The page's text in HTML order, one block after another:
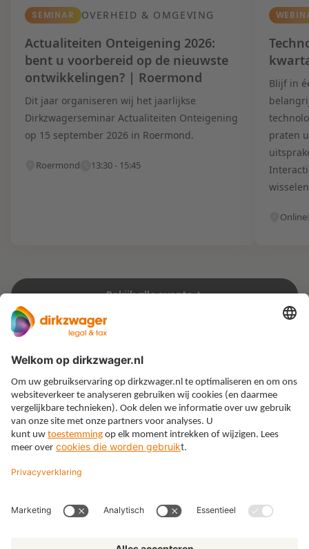
SEMINAR OVERHEID & OMGEVING
Actualiteiten Onteigening 2026:
bent u voorbereid op de nieuwste
ontwikkelingen? | Roermond
Dit jaar organiseren wij het jaarlijkse
Dirkzwagerseminar Actualiteiten Onteigening
op 15 september 2026 in Roermond.
Roermond 13:30 - 15:45
Blijf in
praten
Online
Bekijk alle events
Expertises
Thema’s